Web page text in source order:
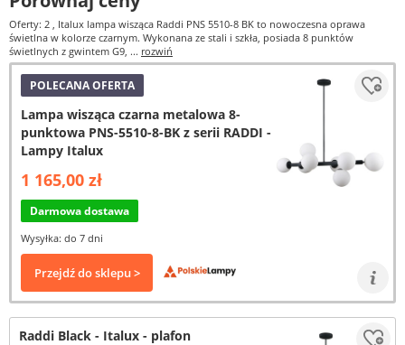
Oferty: 2 , Italux lampa wisząca Raddi PNS 5510-8 BK to nowoczesna oprawa
świetlna w kolorze czarnym. Wykonana ze stali i szkła, posiada 8 punktów
świetlnych z gwintem G9, ... rozwiń
POLECANA OFERTA
Lampa wisząca czarna metalowa 8-
punktowa PNS-5510-8-BK z serii RADDI -
Lampy Italux
1 165,00 zł
Darmowa dostawa
Wysyłka: do 7 dni
Przejdź do sklepu >
Raddi Black - Italux - plafon